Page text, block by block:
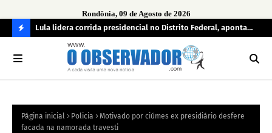
Rondônia, 09 de Agosto de 2026
O
R
Lula lidera corrida presidencial no Distrito Federal, aponta
pesquisa; Flávio Bolsonaro aparece em segundo
Página inicial Policia
Motivado por ciúmes ex presidiário desfere
facada na namorada travesti